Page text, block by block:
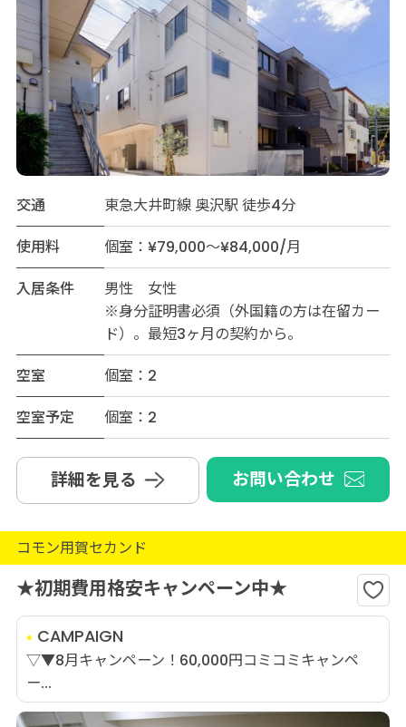
交通
東急大井町線 奥沢駅 徒歩4分
使用料
個室：¥79,000～¥84,000/月
入居条件
男性 女性
※身分証明書必須（外国籍の方は在留カー
ド）。最短3ヶ月の契約から。
空室
個室：2
空室予定
個室：2
詳細を見る お問い合わせ
コモン用賀セカンド
★初期費用格安キャンペーン中★
CAMPAIGN
▽▼8月キャンペーン！60,000円コミコミキャンペ
ー...